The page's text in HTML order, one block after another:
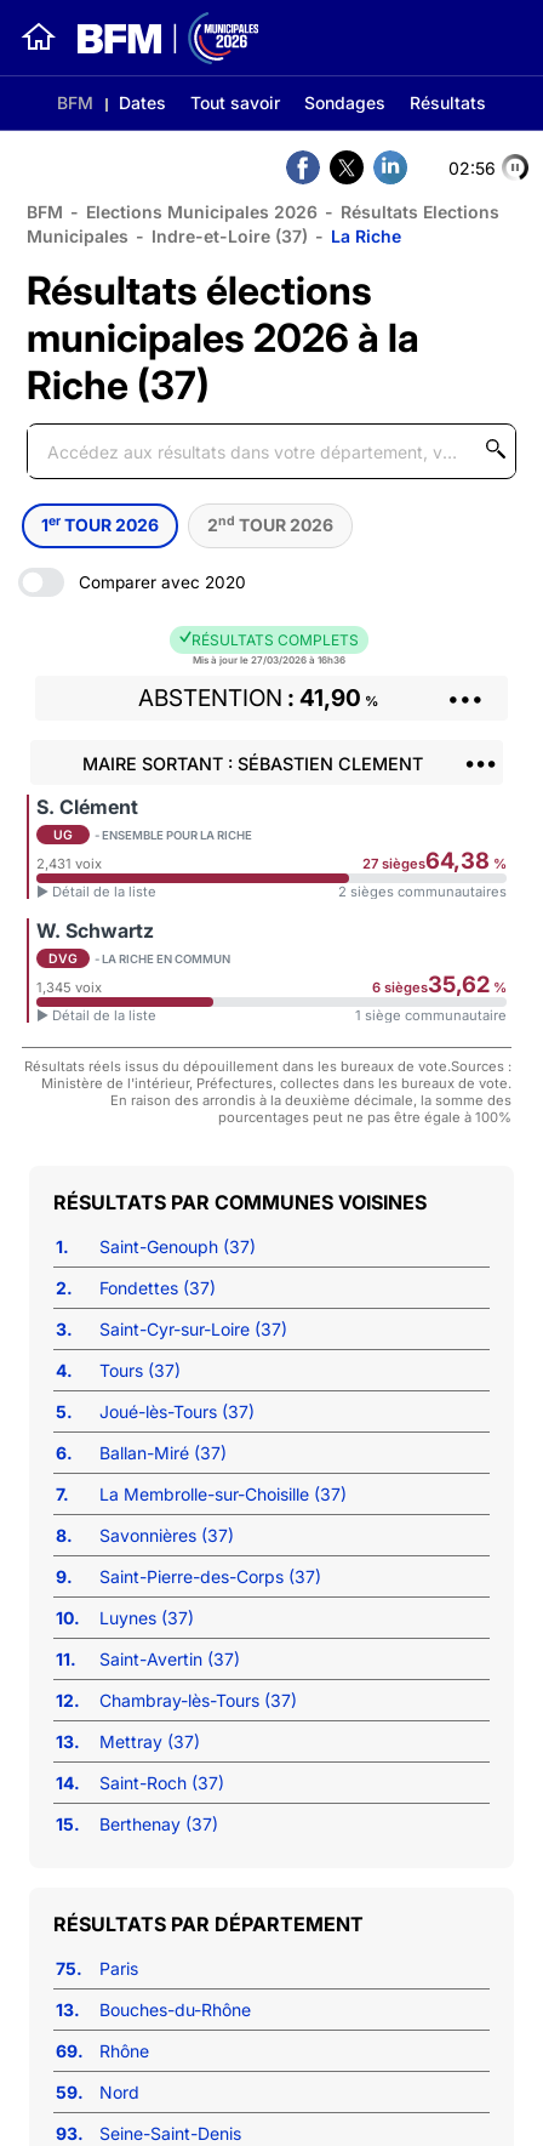
BFM Dates Tout savoir Sondages Résultats
02:55
BFM - Elections Municipales 2026 - Résultats Elections
Municipales - Indre-et-Loire (37) - La Riche
Résultats élections
municipales 2026 à la
Riche (37)
1er TOUR 2026 2nd TOUR 2026
Comparer avec 2020
RÉSULTATS COMPLETS
Mis à jour le 27/03/2026 à 16h36
ABSTENTION 41,90 % •••
MAIRE SORTANT : SÉBASTIEN CLEMENT •••
S. Clément
UG - ENSEMBLE POUR LA RICHE
2,431 voix 27 sièges64,38 %
► Détail de la liste
2 sièges communautaires
W. Schwartz
DVG - LA RICHE EN COMMUN
1,345 voix 6 sièges35,62%
► Détail de la liste
1 siège communautaire
Résultats réels issus du dépouillement dans les bureaux de vote.Sources :
Ministère de l'intérieur, Préfectures, collectes dans les bureaux de vote.
En raison des arrondis à la deuxième décimale, la somme des
pourcentages peut ne pas être égale à 100%
COMMUNES VOISINES
1.
Saint-Genouph (37)
2.
Fondettes (37)
3.
Saint-Cyr-sur-Loire (37)
4.
Tours (37)
5.
Joué-lès-Tours (37)
6.
Ballan-Miré (37)
7.
La Membrolle-sur-Choisille (37)
8.
Savonnières (37)
9.
Saint-Pierre-des-Corps (37)
10.
Luynes (37)
11.
Saint-Avertin (37)
12.
Chambray-lès-Tours (37)
13.
Mettray (37)
14.
Saint-Roch (37)
15.
Berthenay (37)
RÉSULTATS PAR DÉPARTEMENT
75.
Paris
13.
Bouches-du-Rhône
69.
Rhône
59.
Nord
93.
Seine-Saint-Denis